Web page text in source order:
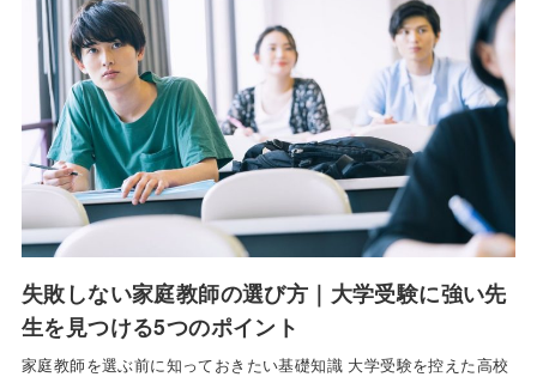
失敗しない家庭教師の選び方｜大学受験に強い先
生を見つける5つのポイント
家庭教師を選ぶ前に知っておきたい基礎知識 大学受験を控えた高校